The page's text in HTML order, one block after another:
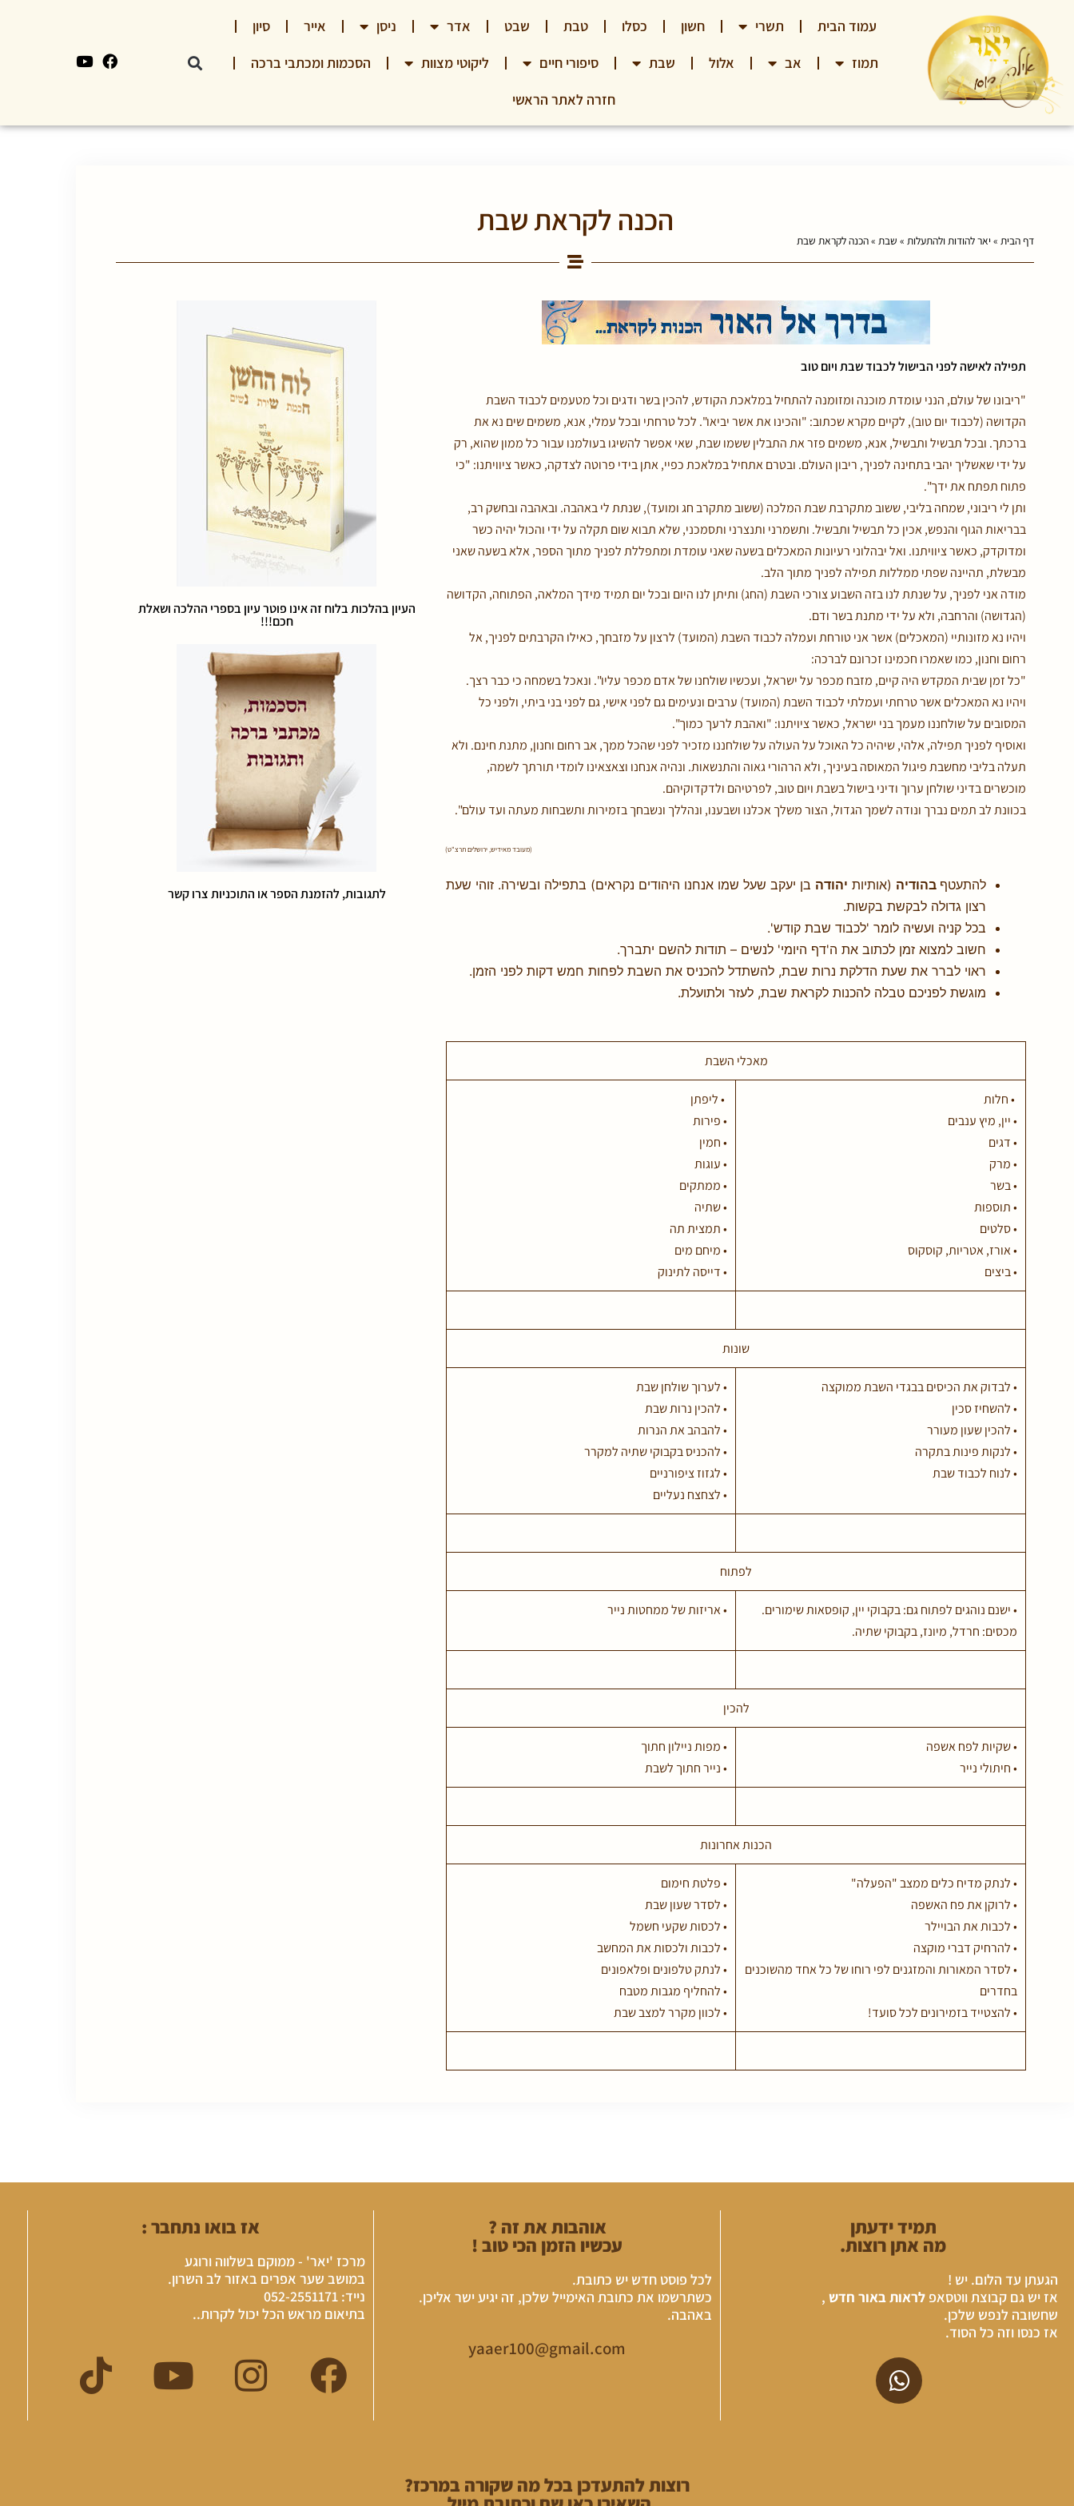
עמוד הבית תשרי חשון כסלו טבת שבט אדר ניסן אייר
סיון
תמוז
אב אלול שבת סיפורי חיים ליקוטי מצוות
הסכמות ומכתבי ברכה
חזרה לאתר הראשי
הכנה לקראת שבת
דף הבית »יאר להודות ולהתעלות » שבת »הכנה לקראת שבת
תפילה לאישה לפני הבישול לכבוד שבת ויום טוב
"ריבונו של עולם, הנני עומדת מוכנה ומזומנה להתחיל במלאכת הקודש, להכין בשר ודגים וכל מטעמים לכבוד השבת
הקדושה (לכבוד יום טוב), לקיים מקרא שכתוב: "והכינו את אשר יביאו". לכל טרחתי ובכל עמלי, אנא, משמים שים נא את
ברכתך. ובכל תבשיל ותבשיל, אנא, משמים פזר את התבלין ששמו שבת, שאי אפשר להשיגו בעולמנו עבור כל ממון שהוא, רק
על ידי שאשליך יהבי בתחינה לפניך, ריבון העולם. ובטרם אתחיל במלאכת כפיי, אתן בידי פרוטה לצדקה, כאשר ציוויתנו: "כי
פתוח תפתח את ידך".
ותן לי ריבוני, שמחה בליבי, ששוב מתקרבת שבת המלכה (ששוב מתקרב חג ומועד), שנתת לי באהבה. ובאהבה ובחשק רב,
בבריאות הגוף והנפש, אכין כל תבשיל ותבשיל. ותשמרני ותנצרני ותסמכני, שלא תבוא שום תקלה על ידי והכול יהיה כשר
ומדוקדק, כאשר ציוויתנו. ואל יבהלוני רעיונות המאכלים בשעה שאני עומדת ומתפללת לפניך מתוך הספר, אלא בשעה שאני
מבשלת, תהיינה שפתי ממללות תפילה לפניך מתוך הלב.
מודה אני לפניך, על שנתת לנו בזה השבוע צורכי השבת (החג) ותיתן לנו היום ובכל יום תמיד מידך המלאה, הפתוחה, הקדושה
(הגדושה) והרחבה, ולא על ידי מתנת בשר ודם.
ויהיו נא מזונותיי (המאכלים) אשר אני טורחת ועמלה לכבוד השבת (המועד) לרצון על מזבחך, כאילו הקרבתים לפניך, אל
רחום וחנון, כמו שאמרו חכמינו זכרונם לברכה:
"כל זמן שבית המקדש היה קיים, מזבח מכפר על ישראל, ועכשיו שולחנו של אדם מכפר עליו". ונאכל בשמחה כי כבר רצך.
ויהיו נא המאכלים אשר טרחתי ועמלתי לכבוד השבת (המועד) ערבים ונעימים גם לפני אישי, גם לפני בני ביתי, ולפני כל
המסובים על שולחננו מעמך בני ישראל, כאשר ציויתנו: "ואהבת לרעך כמוך".
ואוסיף לפניך תפילה, אלהי, שיהיה כל האוכל על העולה על שולחננו מזכיר לפני שהכל ממך, אב רחום וחנון, מתנת חינם. ולא
תעלה בליבי מחשבת פיגול המאוסה בעיניך, ולא הרהורי גאוה והתנשאות. ונהיה אנחנו וצאצאינו לומדי תורתך לשמה,
מוכשרים בדיני שולחן ערוך ודיני בישול בשבת ויום טוב, לפרטיהם ולדקדוקיהם.
בכוונת לב תמים נברך ונודה לשמך הגדול, הצור משלך אכלנו ושבענו, ונהללך ונשבחך בזמירות ותשבחות מעתה ועד עולם".
(מעובד מאידיש, ירושלים תרצ"ט)
להתעטף בהודיה (אותיות יהודה בן יעקב שעל שמו אנחנו היהודים נקראים) בתפילה ובשירה. זוהי שעת
רצון גדולה לבקשת בקשות.
בכל קניה ועשיה לומר 'לכבוד שבת קודש'.
חשוב למצוא זמן לכתוב את ה'דף היומי' לנשים – תודות להשם יתברך.
ראוי לברר את שעת הדלקת נרות שבת, להשתדל להכניס את השבת לפחות חמש דקות לפני הזמן.
מוגשת לפניכם טבלה להכנות לקראת שבת, לעזר ולתועלת.
מאכלי השבת
• חלות
• יין, מיץ ענבים
• דגים
• מרק
• בשר
• תוספות
• סלטים
• אורז, אטריות, קוסקוס
• ביצים
• ליפתן
• פירות
• חמין
• עוגות
• ממתקים
• שתיה
• תמצית תה
• מיחם מים
• דייסה לתינוק
שונות
• לבדוק את הכיסים בבגדי השבת ממוקצה
• להשחיז סכין
• להכין שעון מעורר
• לנקות פינות בתקרה
• לנוח לכבוד שבת
• לערוך שולחן שבת
• להכין נרות שבת
• להבהב את הנרות
• להכניס בקבוקי שתיה למקרר
• לגזוז ציפורניים
• לצחצח נעליים
לפתוח
• ישנם נוהגים לפתוח גם: בקבוקי יין, קופסאות שימורים.
מכסים: חרדל, מיונז, בקבוקי שתיה.
• אריזות של ממחטות נייר
להכין
• שקיות לפח אשפה
• חיתולי נייר
• מפות ניילון חתוך
• נייר חתוך לשבת
הכנות אחרונות
• לנתק מדיח כלים ממצב "הפעלה"
• לרוקן את פח האשפה
• לכבות את הבויילר
• להרחיק דברי מוקצה
• לסדר המאורות והמזגנים לפי רוחו של כל אחד מהשוכנים
בחדרים
• להצטייד בזמירונים לכל סועד!
• פלטת חימום
• לסדר שעון שבת
• לכסות שקעי חשמל
• לכבות ולכסות את המחשב
• לנתק טלפונים ופלאפונים
• להחליף מגבות מטבח
• לכוון מקרר למצב שבת
העיון בהלכות בלוח זה אינו פוטר עיון בספרי ההלכה ושאלת
חכם!!!
לתגובות, להזמנת הספר או התוכניות צרו קשר
תמיד ידעתן
מה אתן רוצות.
הגעתן עד הלום. יש !
אז יש גם קבוצת ווטסאפ לראות באור חדש ,
שחשובה לנפש שלכן.
אז כנסו וזה כל הסוד.
אוהבות את זה ?
עכשיו הזמן הכי טוב !
לכל פוסט חדש יש כתובת.
כשתרשמו את כתובת האימייל שלכן, זה יגיע ישר אליכן.
באהבה.
yaaer100@gmail.com
אז בואו נתחבר :
מרכז 'יאר' - ממוקם בשלווה ורוגע
במושב שער אפרים באזור לב השרון.
נייד: 052-2551171
בתיאום מראש הכל יכול לקרות..
רוצות להתעדכן בכל מה שקורה במרכז?